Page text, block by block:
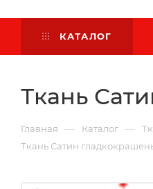
КАТАЛОГ
Ткань
Главная — Каталог —
Ткань Сатин